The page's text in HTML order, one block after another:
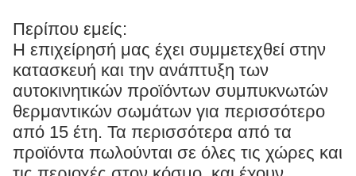
Περίπου εμείς:
Η επιχείρησή μας έχει συμμετεχθεί στην
κατασκευή και την ανάπτυξη των
αυτοκινητικών προϊόντων συμπυκνωτών
θερμαντικών σωμάτων για περισσότερο
από 15 έτη. Τα περισσότερα από τα
προϊόντα πωλούνται σε όλες τις χώρες και